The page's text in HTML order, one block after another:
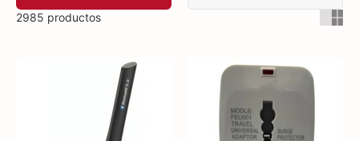
2985 productos